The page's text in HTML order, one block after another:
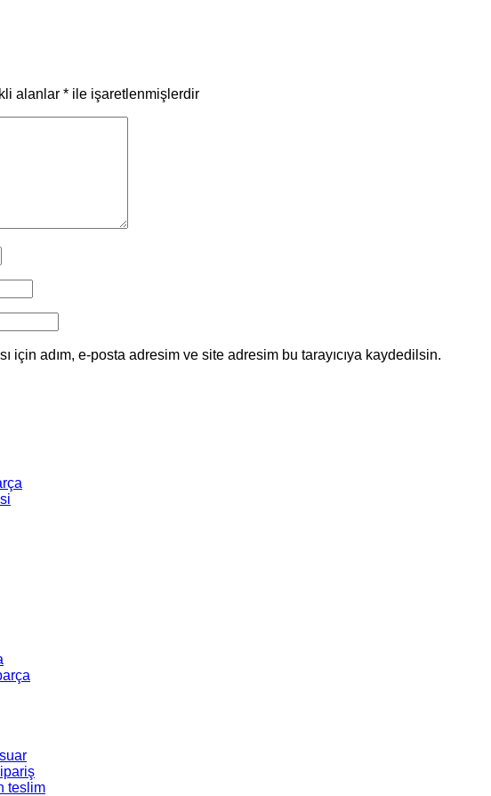
alanlar * ile işaretlenmişlerdir
için adım, e-posta adresim ve site adresim bu tarayıcıya kaydedilsin.
teslim